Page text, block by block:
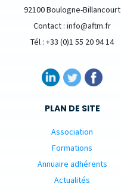
92100 Boulogne-Billancourt
Contact : info@aftm.fr
Tél : +33 (0)1 55 20 94 14
PLAN DE SITE
Association
Formations
Annuaire adhérents
Actualités